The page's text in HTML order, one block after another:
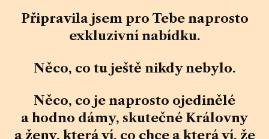
Připravila jsem pro Tebe naprosto
exkluzivní nabídku.
Něco, co tu ještě nikdy nebylo.
Něco, co je naprosto ojedinělé
a hodno dámy, skutečné Královny
a ženy, která ví, co chcea která ví, že